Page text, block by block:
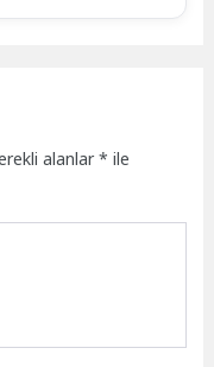
alanlar* ile